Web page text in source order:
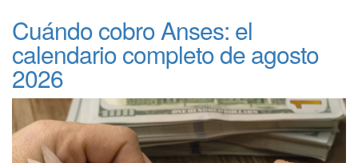
Cuándo cobro Anses: el
calendario completo de agosto
2026